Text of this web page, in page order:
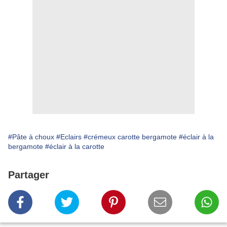
#Pâte à choux #Eclairs #crémeux carotte bergamote #éclair à la
bergamote #éclair à la carotte
Partager